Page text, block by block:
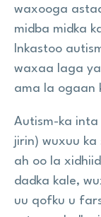
waxooga
midba midka
Inkastoo
waxaa laga
ama la ogaan
Autism-ka inta
jirin) wuxuu
ah oo la
dadka kale,
uu qofku u